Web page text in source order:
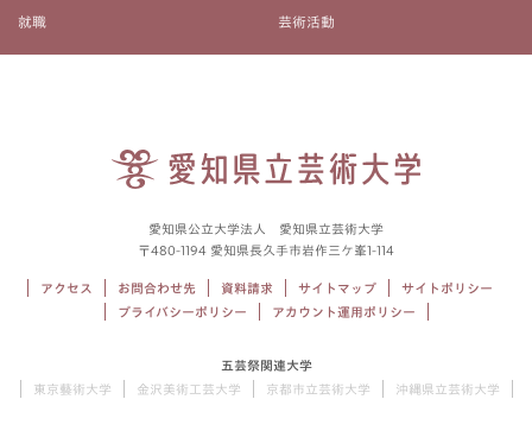
就職 芸術活動
愛知県公立大学法人 愛知県立芸術大学
〒480-1194 愛知県長久手市岩作三ケ峯1-114
アクセス お問合わせ先 資料請求 サイトマップ
サイトポリシー
プライバシーポリシー
アカウント運用ポリシー
五芸祭関連大学
東京藝術大学
金沢美術工芸大学 京都市立芸術大学 沖縄県立芸術大学